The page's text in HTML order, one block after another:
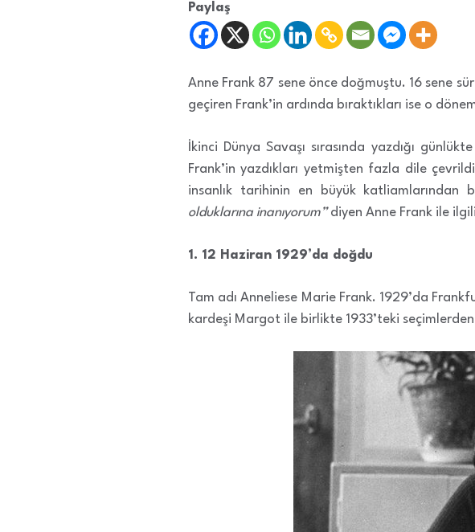
Paylaş
Anne Frank 87 sene önce doğmuştu. 16 sene
geçiren Frank’in ardında bıraktıkları ise o
İkinci Dünya Savaşı sırasında yazdığı
Frank’in yazdıkları yetmişten fazla dile
insanlık tarihinin en büyük katliamlarından
olduklarına inanıyorum”diyen Anne Frank ile
1. 12 Haziran 1929’da doğdu
Tam adı Anneliese Marie Frank. 1929’da
kardeşi Margot ile birlikte 1933’teki